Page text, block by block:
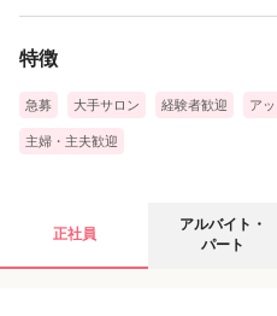
特徴
急募 大手サロン 経験者歓迎 ア
主婦・主夫歓迎
アルバイト・パ
その他の
正社員
アルバイト・
パート